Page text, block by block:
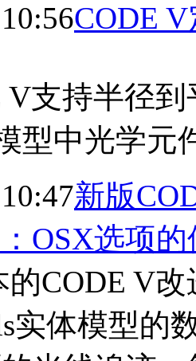
CODE
支持半径到
型中光学元
新版
OSX选项
CODE V改
实体模型的